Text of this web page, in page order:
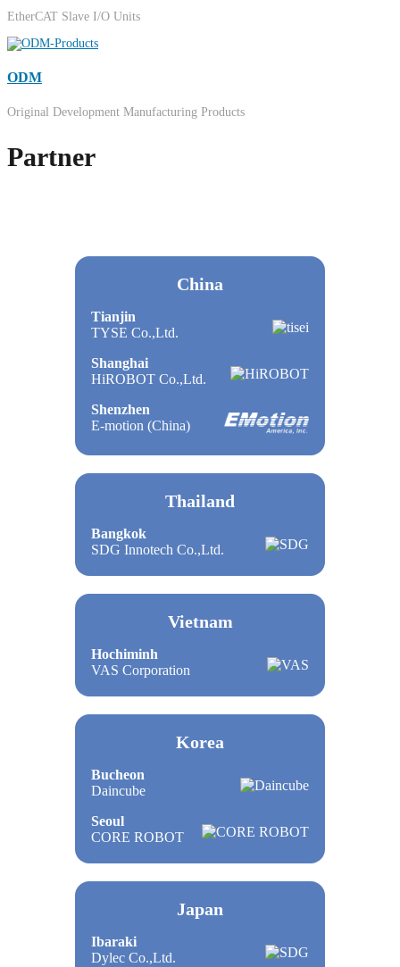
EtherCAT Slave I/O Units
ODM
Original Development Manufacturing Products
Partner
China
Tianjin
TYSE Co.,Ltd.
Shanghai
HiROBOT Co.,Ltd.
Shenzhen
E-motion (China)
Thailand
Bangkok
SDG Innotech Co.,Ltd.
Vietnam
Hochiminh
VAS Corporation
Korea
Bucheon
Daincube
Seoul
CORE ROBOT
Japan
Ibaraki
Dylec Co.,Ltd.